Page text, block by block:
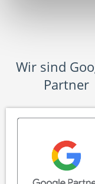
Wir sind
Partner